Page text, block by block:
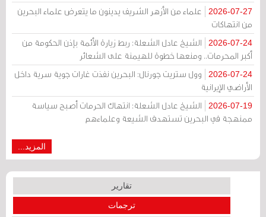
2026-07-27
علماء من الأزهر الشريف يدينون ما يتعرض علماء البحرين
من انتهاكات
2026-07-24
الشيخ عادل الشعلة: ربط زيارة الأئمة بإذن الحكومة من
أكبر المحرمات.. ومنعها خطوة للهيمنة على الشعائر
2026-07-24
وول ستريت جورنال: البحرين نفذت غارات جوية سرية داخل
الأراضي الإيرانية
2026-07-19
الشيخ عادل الشعلة: انتهاك الحرمات أصبح سياسة
ممنهجة في البحرين تستهدف الشيعة وعلماءهم
المزيد...
تقارير
ترجمات